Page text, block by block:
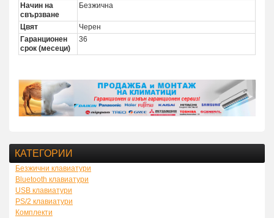
Начин на
свързване
Безжична
Цвят
Черен
Гаранционен
срок (месеци)
36
КАТЕГОРИИ
Безжични клавиатури
Bluetooth клавиатури
USB клавиатури
PS/2 клавиатури
Комплекти